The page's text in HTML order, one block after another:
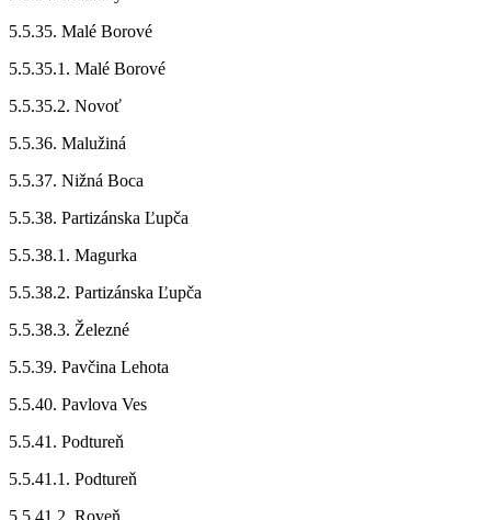
5.5.35. Malé Borové
5.5.35.1. Malé Borové
5.5.35.2. Novoť
5.5.36. Malužiná
5.5.37. Nižná Boca
5.5.38. Partizánska Ľupča
5.5.38.1. Magurka
5.5.38.2. Partizánska Ľupča
5.5.38.3. Železné
5.5.39. Pavčina Lehota
5.5.40. Pavlova Ves
5.5.41. Podtureň
5.5.41.1. Podtureň
5.5.41.2. Roveň